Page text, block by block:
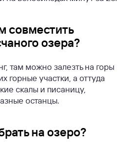
совместить
озера?
там можно залезть на горы
горные участки, а оттуда
скалы и писаницу,
останцы.
на озеро?